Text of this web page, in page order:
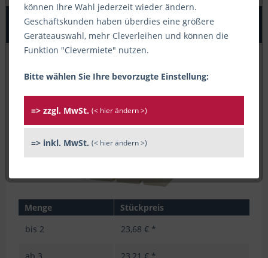
Printation Tinte ersetzt Epson T7441, ca. 10.000 S.,
schwarz
Menge
Stückpreis
bis 2 23,68 € *
können Ihre Wahl jederzeit wieder ändern.
Geschäftskunden haben überdies eine größere
Geräteauswahl, mehr Cleverleihen und können die
Funktion "Clevermiete" nutzen.
Bitte wählen Sie Ihre bevorzugte Einstellung:
=> zzgl. MwSt. (< hier ändern >)
=> inkl. MwSt. (< hier ändern >)